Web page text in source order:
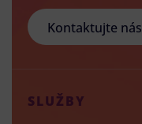
Kontaktujte nás
SLUŽBY